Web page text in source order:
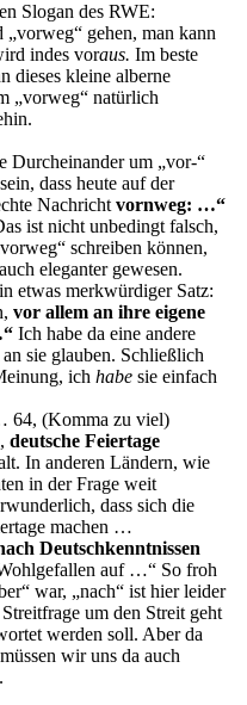
Slogan des RWE:
„vorweg“ gehen, man kann
indes voraus. Im beste
dieses kleine alberne
„vorweg“ natürlich
Durcheinander um „vor-“
dass heute auf der
Nachricht vornweg: …“
ist nicht unbedingt falsch,
schreiben können,
eleganter gewesen.
etwas merkwürdiger Satz:
vor allem an ihre eigene
Ich habe da eine andere
sie glauben. Schließlich
ich habe sie einfach
64, (Komma zu viel)
deutsche Feiertage
In anderen Ländern, wie
in der Frage weit
dass sich die
machen …
Deutschkenntnissen
auf …“ So froh
war, „nach“ ist hier leider
um den Streit geht
werden soll. Aber da
wir uns da auch